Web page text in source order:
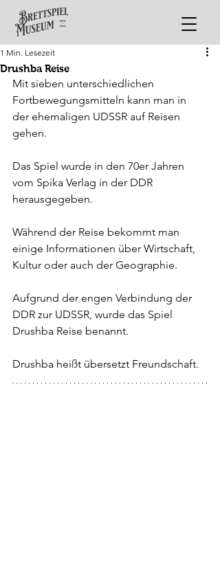
Drushba Reise
1 Min. Lesezeit
Mit sieben unterschiedlichen
Fortbewegungsmitteln kann man in
der ehemaligen UDSSR auf Reisen
gehen.
Das Spiel wurde in den 70er Jahren
vom Spika Verlag in der DDR
herausgegeben.
Während der Reise bekommt man
einige Informationen über Wirtschaft,
Kultur oder auch der Geographie.
Aufgrund der engen Verbindung der
DDR zur UDSSR, wurde das Spiel
Drushba Reise benannt.
Drushba heißt übersetzt Freundschaft.